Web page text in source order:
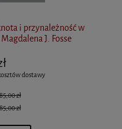
i przynależność w
J. Fosse
dostawy
85,00 zł
zł